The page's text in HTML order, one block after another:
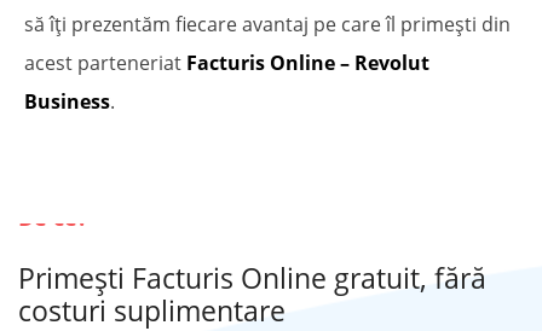
să îți prezentăm fiecare avantaj pe care îl primești din
acest parteneriat Facturis Online – Revolut
Business.
De ce?
Primești Facturis Online gratuit, fără
costuri suplimentare